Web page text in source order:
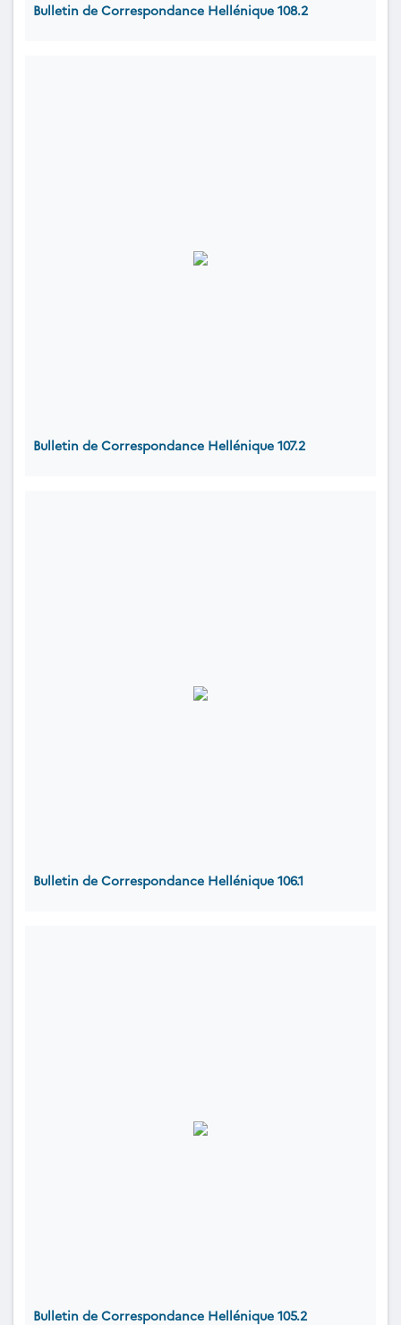
Bulletin de Correspondance Hellénique 108.2
Bulletin de Correspondance Hellénique 107.2
Bulletin de Correspondance Hellénique 106.1
Bulletin de Correspondance Hellénique 105.2